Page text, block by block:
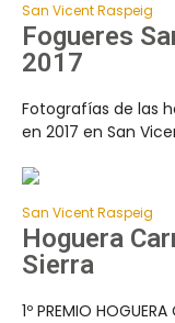
San Vicent Raspeig
Fogueres
2017
Fotografías de las
en 2017 en San
San Vicent Raspeig
Hoguera
Sierra
1º PREMIO